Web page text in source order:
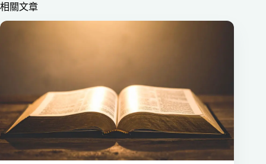
相關文章